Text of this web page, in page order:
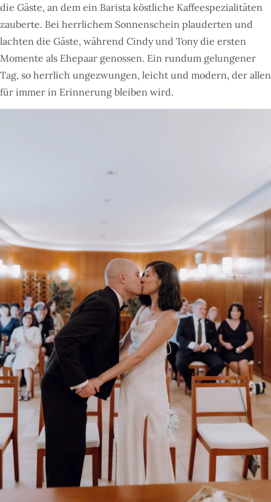
die Gäste, an dem ein Barista köstliche Kaffeespezialitäten
zauberte. Bei herrlichem Sonnenschein plauderten und
lachten die Gäste, während Cindy und Tony die ersten
Momente als Ehepaar genossen. Ein rundum gelungener
Tag, so herrlich ungezwungen, leicht und modern, der allen
für immer in Erinnerung bleiben wird.